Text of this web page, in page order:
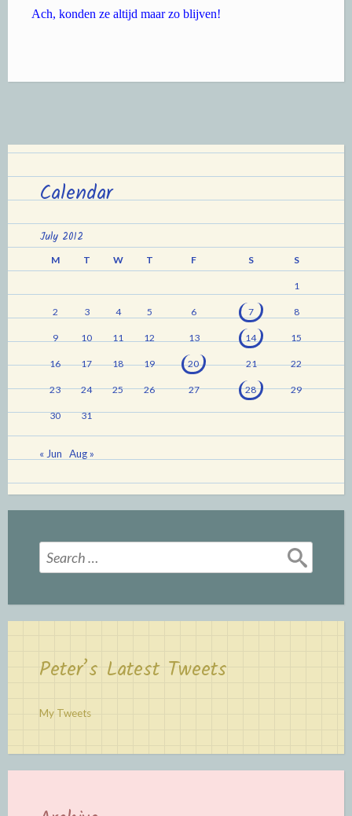
Ach, konden ze altijd maar zo blijven!
Calendar
July 2012
M T W T F S S
1
2 3 4 5 6 7 8
9 10 11 12 13 14 15
16 17 18 19 20 21 22
23 24 25 26 27 28 29
30 31
« Jun Aug »
Search
for:
Peter’s Latest Tweets
My Tweets